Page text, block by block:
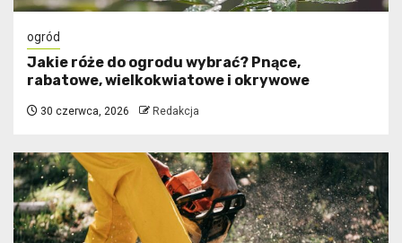
ogród
Jakie róże do ogrodu wybrać? Pnące,
rabatowe, wielkokwiatowe i okrywowe
30 czerwca, 2026 Redakcja